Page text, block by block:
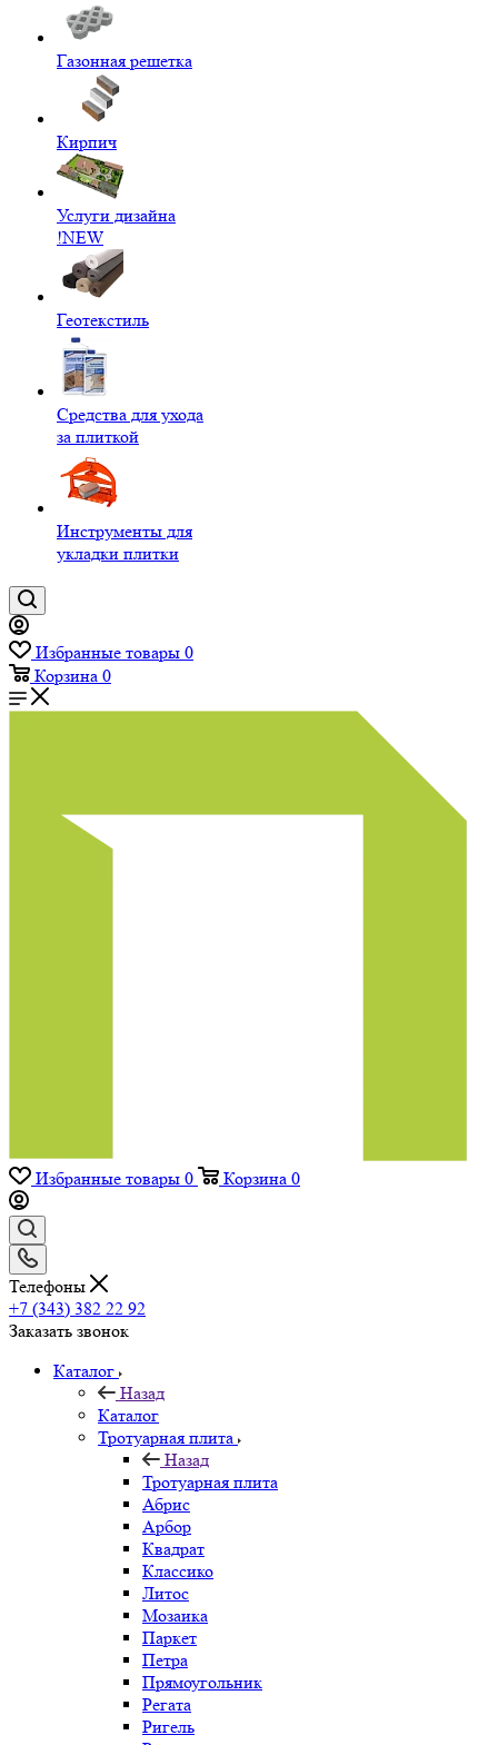
Газонная решетка
Кирпич
Услуги дизайна
!NEW
Геотекстиль
Средства для ухода
за плиткой
Инструменты для
укладки плитки
Избранные товары 0
Корзина 0
Избранные товары 0 Корзина 0
Телефоны
+7 (343) 382 22 92
Заказать звонок
Каталог
Назад
Каталог
Тротуарная плита
Назад
Тротуарная плита
Абрис
Арбор
Квадрат
Классико
Литос
Мозаика
Паркет
Петра
Прямоугольник
Регата
Ригель